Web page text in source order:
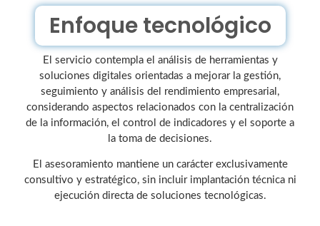
Enfoque tecnológico
El servicio contempla el análisis de herramientas y
soluciones digitales orientadas a mejorar la gestión,
seguimiento y análisis del rendimiento empresarial,
considerando aspectos relacionados con la centralización
de la información, el control de indicadores y el soporte a
la toma de decisiones.
El asesoramiento mantiene un carácter exclusivamente
consultivo y estratégico, sin incluir implantación técnica ni
ejecución directa de soluciones tecnológicas.